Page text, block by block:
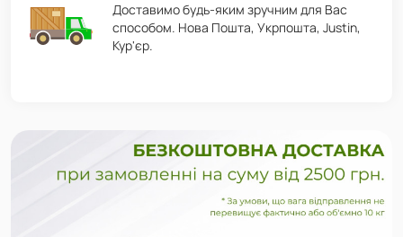
Доставимо будь-яким зручним для Вас
способом. Нова Пошта, Укрпошта, Justin,
Кур'єр.